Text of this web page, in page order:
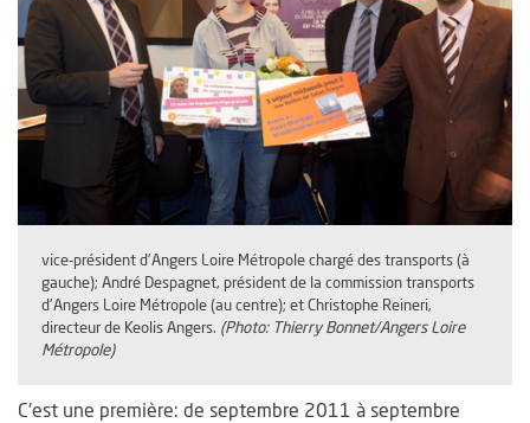
vice-président d'Angers Loire Métropole chargé des transports (à
gauche); André Despagnet, président de la commission transports
d'Angers Loire Métropole (au centre); et Christophe Reineri,
directeur de Keolis Angers. (Photo: Thierry Bonnet/Angers Loire
Métropole)
C'est une première: de septembre 2011 à septembre